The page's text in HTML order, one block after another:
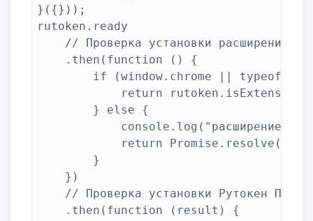
}({}));
rutoken.ready
// Проверка установки расширение
    .then(function () {
if (window.chrome || typeof
return
        } else {
console.log("расширение
return
        }
    })
// Проверка установки Рутокен
    .then(function (result) {